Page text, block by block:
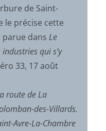
de Saint-
le précise cette
dans Le
qui s’y
33, 17 août
route de La
des-Villards.
Avre-La-Chambre